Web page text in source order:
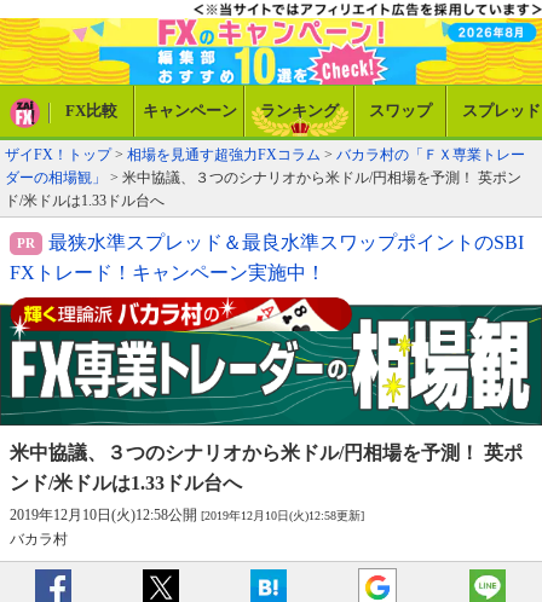
FX比較 キャンペーン ランキング スワップ スプレッド
ザイFX！トップ> 相場を見通す超強力FXコラム > バカラ村の「ＦＸ専業トレー
ダーの相場観」
> 米中協議、３つのシナリオから米ドル/円相場を予測！ 英ポン
ド/米ドルは1.33ドル台へ
最狭水準スプレッド＆最良水準スワップポイントのSBI
FXトレード！キャンペーン実施中！
米中協議、３つのシナリオから米ドル/円相場を予測！ 英ポ
ンド/米ドルは1.33ドル台へ
2019年12月10日(火)12:58公開 [2019年12月10日(火)12:58更新]
バカラ村